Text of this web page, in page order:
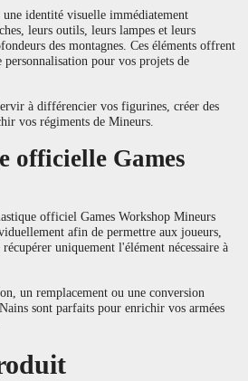
une identité visuelle immédiatement
leurs outils, leurs lampes et leurs
des montagnes. Ces éléments offrent
personnalisation pour vos projets de
à différencier vos figurines, créer des
vos régiments de Mineurs.
officielle Games
officiel Games Workshop Mineurs
afin de permettre aux joueurs,
uniquement l'élément nécessaire à
un remplacement ou une conversion
sont parfaits pour enrichir vos armées